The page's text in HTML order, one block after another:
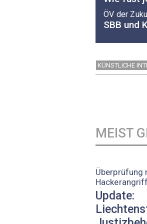
ÖV der
SBB und
KÜNSTLICHE
MEIST
Überprüfung
Hackerangriff
Update: